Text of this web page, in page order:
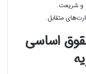
و شریعت.
متقابل.
حقوق اساسی